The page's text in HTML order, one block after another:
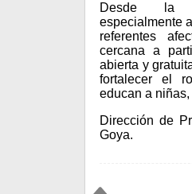
Desde la
especialmente
referentes
cercana a
abierta y
fortalecer el
educan a
Dirección de
Goya.